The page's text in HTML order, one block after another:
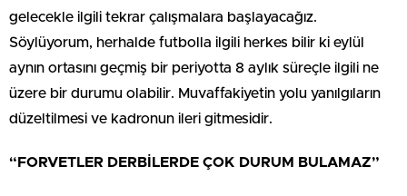
gelecekle ilgili tekrar çalışmalara başlayacağız.
Söylüyorum, herhalde futbolla ilgili herkes bilir ki eylül
aynın ortasını geçmiş bir periyotta 8 aylık süreçle ilgili ne
üzere bir durumu olabilir. Muvaffakiyetin yolu yanılgıların
düzeltilmesi ve kadronun ileri gitmesidir.
“FORVETLER DERBİLERDE ÇOK DURUM BULAMAZ”